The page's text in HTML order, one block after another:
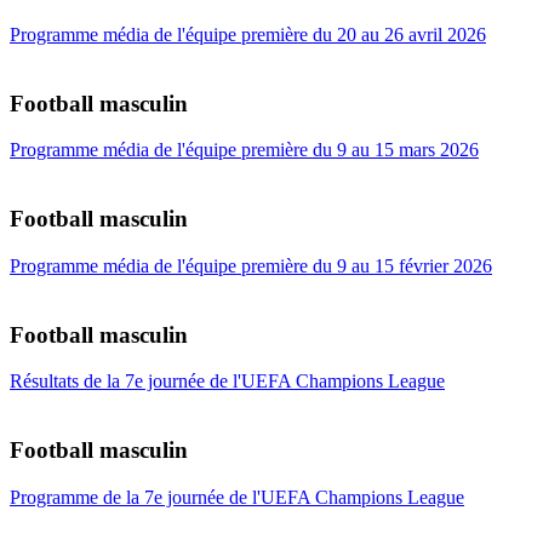
Programme média de l'équipe première du 20 au 26 avril 2026
Football masculin
Programme média de l'équipe première du 9 au 15 mars 2026
Football masculin
Programme média de l'équipe première du 9 au 15 février 2026
Football masculin
Résultats de la 7e journée de l'UEFA Champions League
Football masculin
Programme de la 7e journée de l'UEFA Champions League